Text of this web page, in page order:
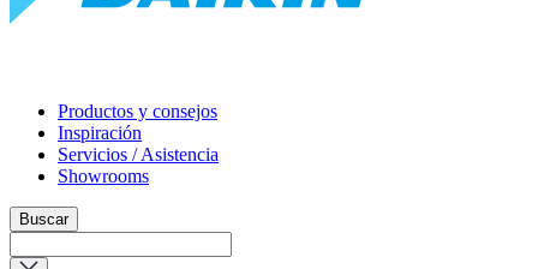
Productos y consejos
Inspiración
Servicios / Asistencia
Showrooms
Buscar